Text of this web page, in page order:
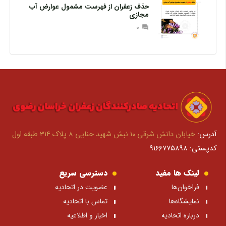
حذف زعفران از فهرست مشمول عوارض آب
مجازی
question_answer
0
آدرس:خیابان دانش شرقی ۱۰ نبش شهید حنایی ۸ پلاک ۳۱۴ طبقه اول
کدپستی: ۹۱۶۶۷۷۵۸۹۸
لینک ها مفید
فراخوان‌ها
نمایشگاه‌ها
درباره اتحادیه
دسترسی سریع
عضویت در اتحادیه
تماس با اتحادیه
اخبار و اطلاعیه